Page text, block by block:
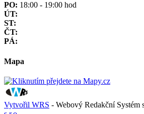
PO: 18:00 - 19:00 hod
ÚT:
ST:
ČT:
PÁ:
Mapa
Vytvořil WRS - Webový Redakční Systém